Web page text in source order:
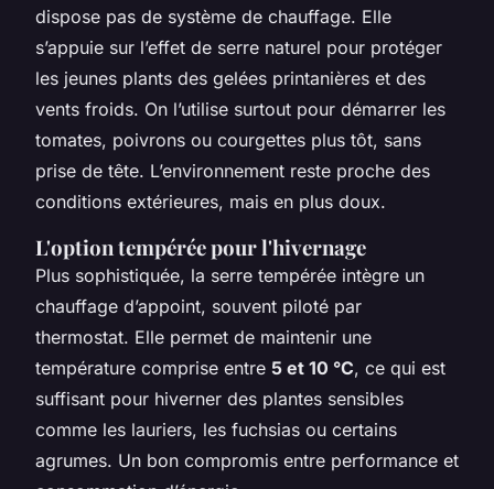
dispose pas de système de chauffage. Elle
s’appuie sur l’effet de serre naturel pour protéger
les jeunes plants des gelées printanières et des
vents froids. On l’utilise surtout pour démarrer les
tomates, poivrons ou courgettes plus tôt, sans
prise de tête. L’environnement reste proche des
conditions extérieures, mais en plus doux.
L'option tempérée pour l'hivernage
Plus sophistiquée, la serre tempérée intègre un
chauffage d’appoint, souvent piloté par
thermostat. Elle permet de maintenir une
température comprise entre 5 et 10 °C, ce qui est
suffisant pour hiverner des plantes sensibles
comme les lauriers, les fuchsias ou certains
agrumes. Un bon compromis entre performance et